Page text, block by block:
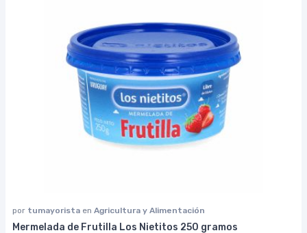
por tumayorista en Agricultura y Alimentación
Mermelada de Frutilla Los Nietitos 250 gramos